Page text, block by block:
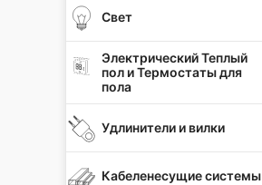
Свет
Электрический Теплый
пол и Термостаты для
пола
Удлинители и вилки
Кабеленесущие системы